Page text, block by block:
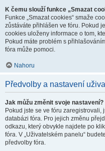
K čemu slouží funkce „Smazat
Funkce „Smazat cookies“ smaže
zůstáváte přihlášen ve fóru. Pokud
cookies uloženy informace o tom,
Pokud máte problém s
fóra může pomoci.
Nahoru
Předvolby a nastavení
Jak můžu změnit svoje nastavení?
Pokud jste se ve fóru
databázi fóra. Pro jejich změnu
odkazu, který obvykle najdete po
fóra. V „Uživatelském panelu“
předvolby fóra.